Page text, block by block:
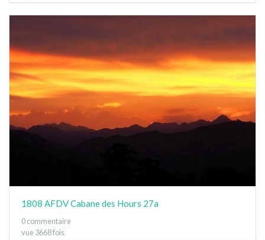
1808 AFDV Cabane des Hours 27a
0 commentaire
vue 3668 fois